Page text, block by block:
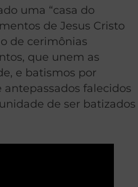
uma “casa do
de Jesus Cristo
de cerimônias
que unem as
e batismos por
​​falecidos
de ser batizados